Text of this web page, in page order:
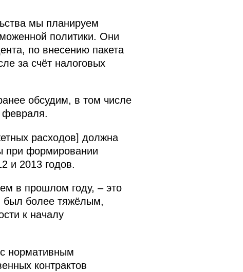
мы планируем
политики. Они
по внесению пакета
за счёт налоговых
обсудим, в том числе
февраля.
расходов] должна
при формировании
и 2013 годов.
в прошлом году, – это
был более тяжёлым,
к началу
нормативным
контрактов